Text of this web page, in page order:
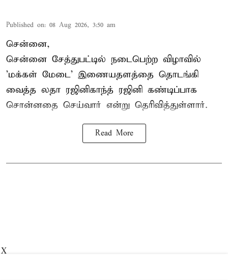
Published on: 08 Aug 2026, 3:50 am
சென்னை,
சென்னை சேத்துபட்டில் நடைபெற்ற விழாவில்
'மக்கள் மேடை' இணையதளத்தை தொடங்கி
வைத்த லதா ரஜினிகாந்த் ரஜினி கண்டிப்பாக
சொன்னதை செய்வார் என்று தெரிவித்துள்ளார்.
Read More
X